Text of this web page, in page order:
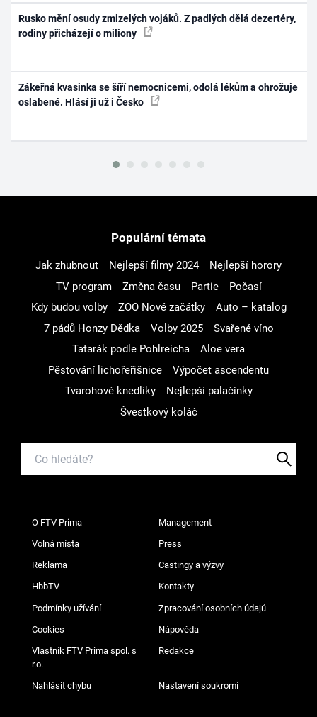
Rusko mění osudy zmizelých vojáků. Z padlých dělá dezertéry,
rodiny přicházejí o miliony
Zákeřná kvasinka se šíří nemocnicemi, odolá lékům a ohrožuje
oslabené. Hlásí ji už i Česko
Populární témata
Jak zhubnout Nejlepší filmy 2024
Nejlepší horory
TV program
Změna času Partie
Počasí
Kdy budou volby
ZOO Nové začátky
Auto – katalog
7 pádů Honzy Dědka
Volby 2025
Svařené víno
Tatarák podle Pohlreicha
Aloe vera
Pěstování lichořeřišnice
Výpočet ascendentu
Tvarohové knedlíky
Nejlepší palačinky
Švestkový koláč
O FTV Prima Management
Volná místa Press
Reklama Castingy a výzvy
HbbTV Kontakty
Podmínky užívání Zpracování osobních údajů
Cookies Nápověda
Vlastník FTV Prima spol. s
r.o.
Redakce
Nahlásit chybu Nastavení soukromí